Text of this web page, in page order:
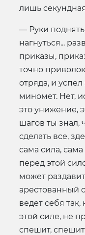
лишь
— Руки
нагнуться...
приказы,
точно
отряда, и успел
миномет. Нет,
это унижение,
шагов ты знал,
сделать все,
сама сила,
перед этой
может
арестованный
ведет себя так,
этой силе, не
спешит, спешит